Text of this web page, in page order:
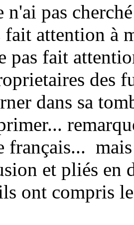
n'ai pas
fait attention à
pas fait
des
dans sa
français...
et pliés en
ont compris